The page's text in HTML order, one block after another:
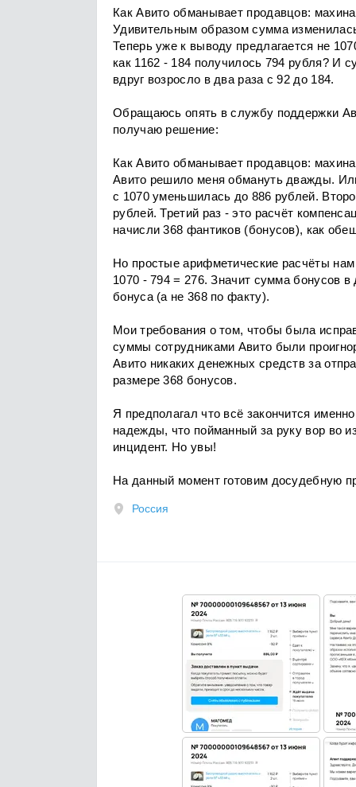
Как Авито обманывает продавцов:
Удивительным образом сумма
Теперь уже к выводу предлагается не
как 1162 - 184 получилось 794 рубля? И
вдруг возросло в два раза с 92 до 184.
Обращаюсь опять в службу поддержки
получаю решение:
Как Авито обманывает продавцов:
Авито решило меня обмануть дважды.
с 1070 уменьшилась до 886 рублей.
рублей. Третий раз - это расчёт
начисли 368 фантиков (бонусов), как
Но простые арифметические расчёты
1070 - 794 = 276. Значит сумма бонусов
бонуса (а не 368 по факту).
Мои требования о том, чтобы была
суммы сотрудниками Авито были
Авито никаких денежных средств за
размере 368 бонусов.
Я предполагал что всё закончится
надежды, что пойманный за руку вор во
инцидент. Но увы!
На данный момент готовим досудебную
Россия